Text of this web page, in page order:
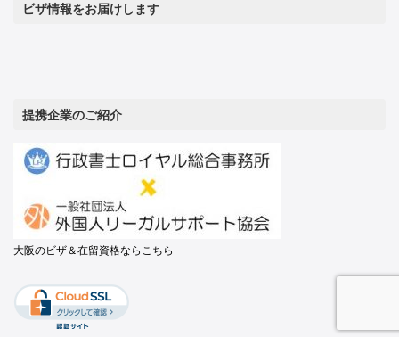
ビザ情報をお届けします
提携企業のご紹介
大阪のビザ＆在留資格ならこちら